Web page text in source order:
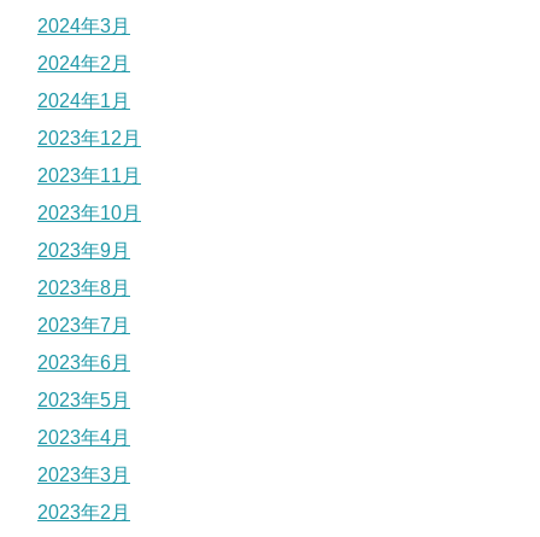
2024年3月
2024年2月
2024年1月
2023年12月
2023年11月
2023年10月
2023年9月
2023年8月
2023年7月
2023年6月
2023年5月
2023年4月
2023年3月
2023年2月